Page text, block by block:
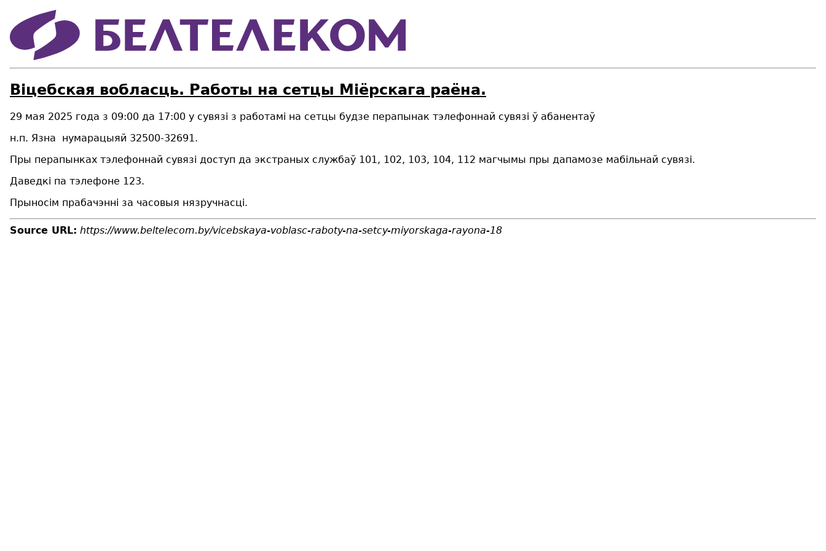
Віцебская вобласць. Работы на сетцы Мiёрскага раёна.
29 мая 2025 года з 09:00 да 17:00 у сувязі з работамі на сетцы будзе перапынак тэлефоннай сувязі ў абанентаў
н.п. Язна нумарацыяй 32500-32691.
Пры перапынках тэлефоннай сувязі доступ да экстраных службаў 101, 102, 103, 104, 112 магчымы пры дапамозе мабільнай сувязі.
Даведкі па тэлефоне 123.
Прыносім прабачэнні за часовыя нязручнасці.
Source URL: https://www.beltelecom.by/vicebskaya-voblasc-raboty-na-setcy-miyorskaga-rayona-18